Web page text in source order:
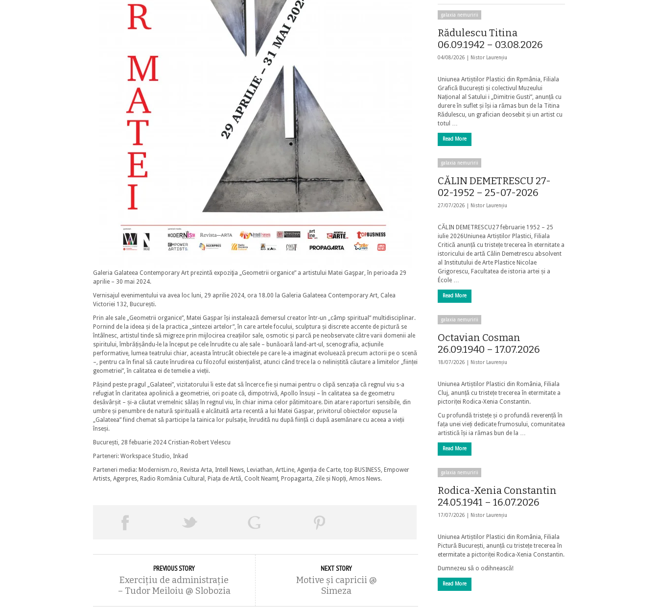
Galeria Galateea Contemporary Art prezintă expoziţia „Geometrii organice” a artistului Matei Gaşpar, în perioada 29
aprilie – 30 mai 2024.
Vernisajul evenimentului va avea loc luni, 29 aprilie 2024, ora 18.00 la Galeria Galateea Contemporary Art, Calea
Victoriei 132, București.
Prin ale sale „Geometrii organice”, Matei Gașpar își instalează demersul creator într-un „câmp spiritual” multidisciplinar.
Pornind de la ideea și de la practica „sintezei artelor”, în care artele focului, sculptura și discrete accente de pictură se
întâlnesc, artistul tinde să migreze prin mijlocirea creațiilor sale, osmotic și parcă pe neobservate către varii domenii ale
spiritului, îmbrățișându-le la început pe cele înrudite cu ale sale – bunăoară land-art-ul, scenografia, acțiunile
performative, lumea teatrului chiar, aceasta întrucât obiectele pe care le-a imaginat evoluează precum actorii pe o scenă
–, pentru ca în final să caute înrudirea cu filozoful existențialist, atunci când trece la o neliniștită căutare a limitelor „ființei
geometriei”, în calitatea ei de temelie a vieții.
Pășind peste pragul „Galateei”, vizitatorului îi este dat să încerce fie și numai pentru o clipă senzația că regnul viu s-a
refugiat în claritatea apolinică a geometriei, ori poate că, dimpotrivă, Apollo însuși – în calitatea sa de geometru
desăvârșit – și-a căutat vremelnic sălaș în regnul viu, în chiar inima celor pătimitoare. Din atare raporturi sensibile, din
umbre și penumbre de natură spirituală e alcătuită arta recentă a lui Matei Gașpar, privitorul obiectelor expuse la
„Galateea” fiind chemat să participe la tainica lor pulsație, înrudită nu după ființă ci după asemănare cu aceea a vieții
înseși.
București, 28 febuarie 2024 Cristian-Robert Velescu
Parteneri: Workspace Studio, Inkad
Parteneri media: Modernism.ro, Revista Arta, Intell News, Leviathan, ArtLine, Agenția de Carte, top BUSINESS, Empower
Artists, Agerpres, Radio România Cultural, Piața de Artă, Coolt Neamț, Propagarta, Zile și Nopți, Amos News.
PREVIOUS STORY
Exerciţiu de administraţie
– Tudor Meiloiu @ Slobozia
NEXT STORY
Motive şi capricii @
Simeza
galaxia nemuririi
Rădulescu Titina
06.09.1942 – 03.08.2026
04/08/2026 | Nistor Laurențiu
Uniunea Artiștilor Plastici din Rpmânia, Filiala
Grafică București și colectivul Muzeului
Național al Satului i „Dimitrie Gusti”, anunță cu
durere în suflet și își ia rămas bun de la Titina
Rădulescu, un grafician deosebit și un artist cu
totul …
Read More
galaxia nemuririi
CĂLIN DEMETRESCU 27-
02-1952 – 25-07-2026
27/07/2026 | Nistor Laurențiu
CĂLIN DEMETRESCU27 februarie 1952 – 25
iulie 2026Uniunea Artiștilor Plastici, Filiala
Critică anunță cu tristețe trecerea în eternitate a
istoricului de artă Călin Demetrescu absolvent
al Institutului de Arte Plastice Nicolae
Grigorescu, Facultatea de istoria artei și a
École …
Read More
galaxia nemuririi
Octavian Cosman
26.09.1940 – 17.07.2026
18/07/2026 | Nistor Laurențiu
Uniunea Artiștilor Plastici din România, Filiala
Cluj, anunță cu tristețe trecerea în etermitate a
pictoriței Rodica-Xenia Constantin.
Cu profundă tristețe și o profundă reverență în
fața unei vieți dedicate frumosului, comunitatea
artistică își ia rămas bun de la …
Read More
galaxia nemuririi
Rodica-Xenia Constantin
24.05.1941 – 16.07.2026
17/07/2026 | Nistor Laurențiu
Uniunea Artiștilor Plastici din România, Filiala
Pictură București, anunță cu tristețe trecerea în
etermitate a pictoriței Rodica-Xenia Constantin.
Dumnezeu să o odihnească!
Read More